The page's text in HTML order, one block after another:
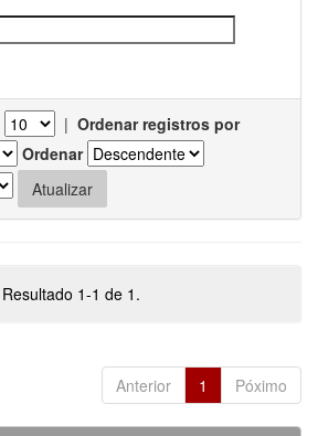
| Ordenar registros por
Ordenar
Resultado 1-1 de 1.
Anterior 1 Póximo